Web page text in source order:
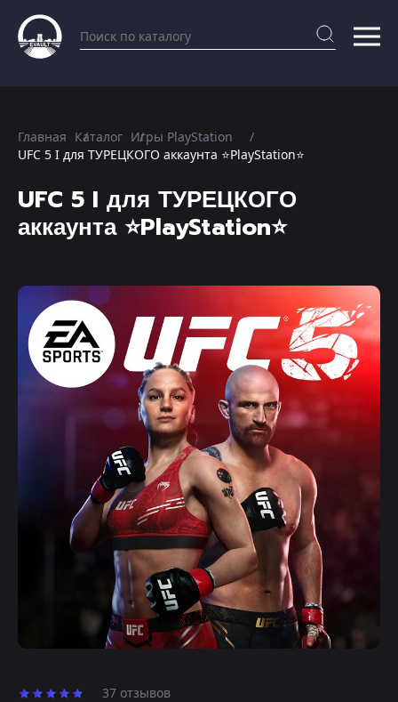
Главная Каталог Игры PlayStation
UFC 5 I для ТУРЕЦКОГО аккаунта ⭐PlayStation⭐
UFC 5 I для ТУРЕЦКОГО
аккаунта ⭐PlayStation⭐
37 отзывов